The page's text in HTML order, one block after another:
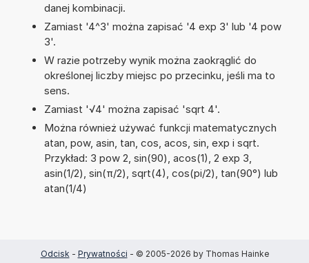
danej kombinacji.
Zamiast '4^3' można zapisać '4 exp 3' lub '4 pow
3'.
W razie potrzeby wynik można zaokrąglić do
określonej liczby miejsc po przecinku, jeśli ma to
sens.
Zamiast '√4' można zapisać 'sqrt 4'.
Można również używać funkcji matematycznych
atan, pow, asin, tan, cos, acos, sin, exp i sqrt.
Przykład: 3 pow 2, sin(90), acos(1), 2 exp 3,
asin(1/2), sin(π/2), sqrt(4), cos(pi/2), tan(90°) lub
atan(1/4)
Odcisk - Prywatności - © 2005-2026 by Thomas Hainke